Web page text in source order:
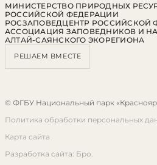
МИНИСТЕРСТВО ПРИРОДНЫХ
РОССИЙСКОЙ ФЕДЕРАЦИИ
РОСЗАПОВЕДЦЕНТР РОССИЙСКОЙ
АССОЦИАЦИЯ ЗАПОВЕДНИКОВ И
АЛТАЙ-САЯНСКОГО ЭКОРЕГИОНА
РЕШАЕМ ВМЕСТЕ
© ФГБУ Национальный парк
Политика обработки персональных
Карта сайта
Разработка сайта: Бро.